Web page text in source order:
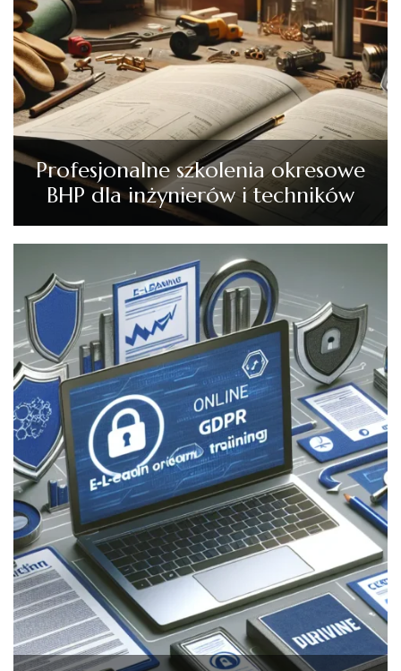
Profesjonalne szkolenia okresowe
BHP dla inżynierów i techników